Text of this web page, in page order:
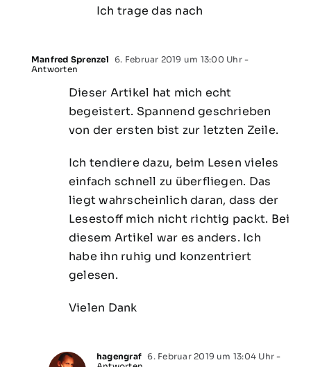
Ich trage das nach
Manfred Sprenzel 6. Februar 2019 um 13:00 Uhr-
Antworten
Dieser Artikel hat mich echt
begeistert. Spannend geschrieben
von der ersten bist zur letzten Zeile.
Ich tendiere dazu, beim Lesen vieles
einfach schnell zu überfliegen. Das
liegt wahrscheinlich daran, dass der
Lesestoff mich nicht richtig packt. Bei
diesem Artikel war es anders. Ich
habe ihn ruhig und konzentriert
gelesen.
Vielen Dank
hagengraf 6. Februar 2019 um 13:04 Uhr -